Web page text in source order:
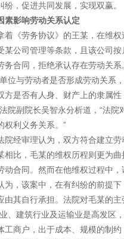
纷，促进共同发展，实现双赢。
素影响劳动关系认定
着《劳务协议》的王某，在维
某公司管理等条款，且该公司
务合同，拒绝承认存在劳动关系
位与劳动者是否形成劳动关系
方是否有人身、财产上的隶属
院副院长吴智永分析道，“法
权利义务关系。”
院经审理认为，双方符合建立
相比，毛某的维权历程则更为
动合同。然而在他维权过程中
为，该案中，在有纠纷的前提
由其自行承担。法院对毛某的主
、建筑行业及运输业是高发区
工商户，出于成本、规模的制